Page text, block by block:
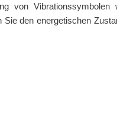
von Vibrationssymbolen
den energetischen